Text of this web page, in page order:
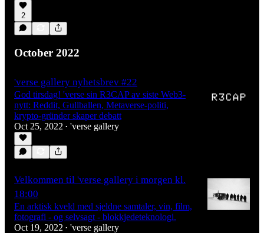
2
October 2022
'verse gallery nyhetsbrev #22
God tirsdag! 'verse sin R3CAP av siste Web3-
nytt: Reddit, Gullballen, Metaverse-politi,
krypto-gründer skaper debatt
Oct 25, 2022 • 'verse gallery
Velkommen til 'verse gallery i morgen kl.
18:00
En arktisk kveld med sjeldne samtaler, vin, film,
fotografi - og selvsagt - blokkjedeteknologi.
Oct 19, 2022 • 'verse gallery